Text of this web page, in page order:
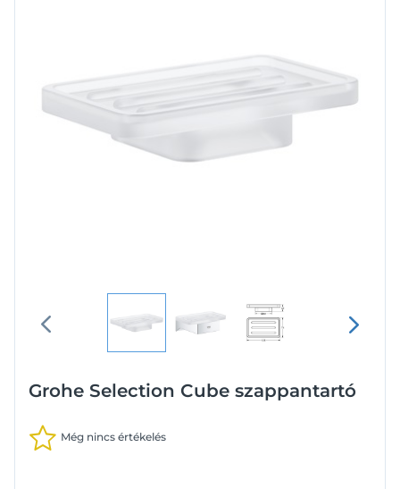
Grohe Selection Cube szappantartó
Még nincs értékelés